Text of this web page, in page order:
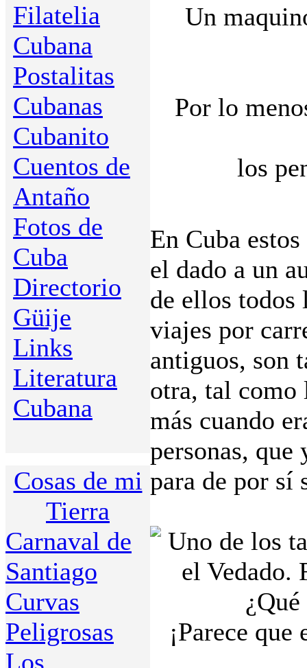
Filatelia
Cubana
Postalitas
Cubanas
Cubanito
Cuentos de
Antaño
Fotos de
Cuba
Directorio
Güije
Links
Literatura
Cubana
Cosas de mi
Tierra
Carnaval de
Santiago
Curvas
Peligrosas
Los
Un
Por lo
los
En Cuba
el dado a un
de ellos todos
viajes por
antiguos, son
otra, tal como
más cuando
personas,
para de por sí
¡Parece